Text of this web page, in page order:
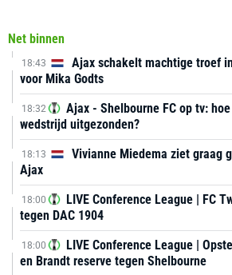
Net binnen
18:43
Ajax schakelt machtige troef
voor Mika Godts
18:32
Ajax - Shelbourne FC op tv:
wedstrijd uitgezonden?
18:13
Vivianne Miedema ziet graag
Ajax
18:00
LIVE Conference League | FC
tegen DAC 1904
18:00
LIVE Conference League |
en Brandt reserve tegen Shelbourne